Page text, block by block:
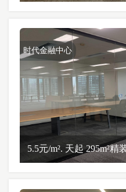
时代金融中心
5.5元/m². 天起 295m²精